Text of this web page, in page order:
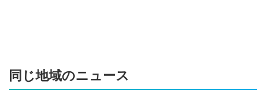
同じ地域のニュース